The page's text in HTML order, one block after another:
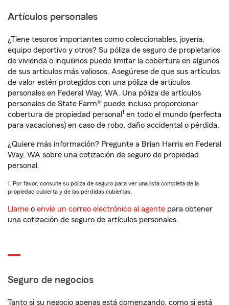
Artículos personales
¿Tiene tesoros importantes como coleccionables, joyería,
equipo deportivo y otros? Su póliza de seguro de propietarios
de vivienda o inquilinos puede limitar la cobertura en algunos
de sus artículos más valiosos. Asegúrese de que sus artículos
de valor estén protegidos con una póliza de artículos
personales en Federal Way, WA. Una póliza de artículos
personales de State Farm® puede incluso proporcionar
cobertura de propiedad personal 1 en todo el mundo (perfecta
para vacaciones) en caso de robo, daño accidental o pérdida.
¿Quiere más información? Pregunte a Brian Harris en Federal
Way, WA sobre una cotización de seguro de propiedad
personal.
1. Por favor, consulte su póliza de seguro para ver una lista completa de la
propiedad cubierta y de las pérdidas cubiertas.
Llame o envíe un correo electrónico al agente para obtener
una cotización de seguro de artículos personales.
Seguro de negocios
Tanto si su negocio apenas está comenzando, como si está